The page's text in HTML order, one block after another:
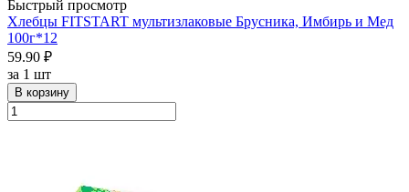
Быстрый просмотр
Хлебцы FITSTART мультизлаковые Брусника, Имбирь и Мед
100г*12
59.90 ₽
за 1 шт
В корзину